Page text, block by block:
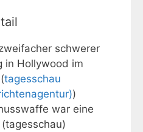
schwerer
in Hollywood im
tagesschau
)
war eine